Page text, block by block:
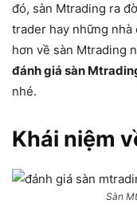
đó, sàn Mtrading ra
trader hay những nhà
hơn về sàn Mtrading
đánh giá sàn
nhé.
Khái niệm
Sàn